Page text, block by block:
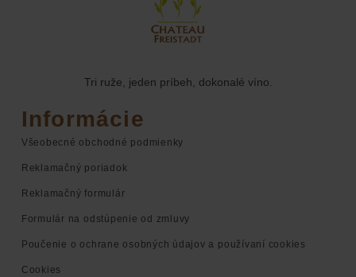
Tri ruže, jeden príbeh, dokonalé víno.
Informácie
Všeobecné obchodné podmienky
Reklamačný poriadok
Reklamačný formulár
Formulár na odstúpenie od zmluvy
Poučenie o ochrane osobných údajov a používaní cookies
Cookies